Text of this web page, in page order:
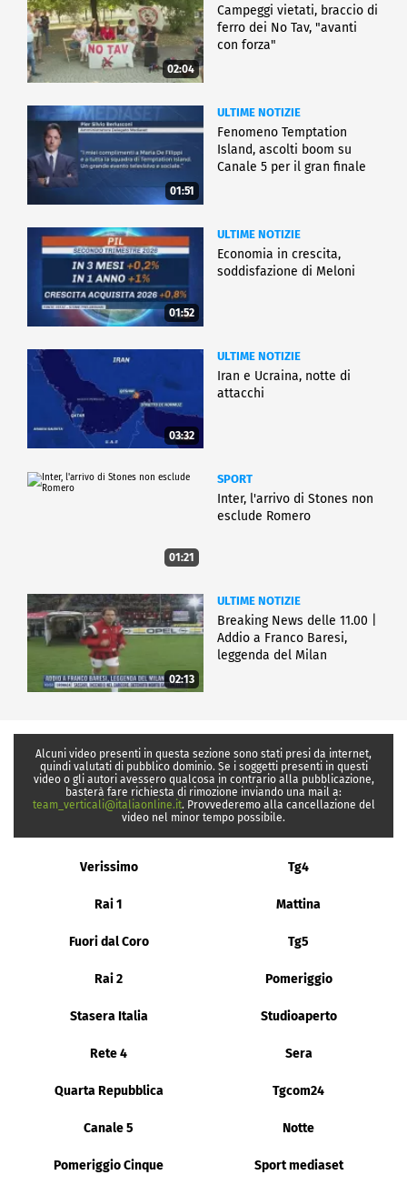
02:04
Campeggi vietati, braccio di
ferro dei No Tav, "avanti
con forza"
01:51
ULTIME NOTIZIE
Fenomeno Temptation
Island, ascolti boom su
Canale 5 per il gran finale
01:52
ULTIME NOTIZIE
Economia in crescita,
soddisfazione di Meloni
03:32
ULTIME NOTIZIE
Iran e Ucraina, notte di
attacchi
01:21
SPORT
Inter, l'arrivo di Stones non
esclude Romero
02:13
ULTIME NOTIZIE
Breaking News delle 11.00 |
Addio a Franco Baresi,
leggenda del Milan
Alcuni video presenti in questa sezione sono stati presi da internet,
quindi valutati di pubblico dominio. Se i soggetti presenti in questi
video o gli autori avessero qualcosa in contrario alla pubblicazione,
basterà fare richiesta di rimozione inviando una mail a:
team_verticali@italiaonline.it. Provvederemo alla cancellazione del
video nel minor tempo possibile.
Verissimo Tg4
Rai 1 Mattina
Fuori dal Coro Tg5
Rai 2 Pomeriggio
Stasera Italia Studioaperto
Rete 4 Sera
Quarta Repubblica Tgcom24
Canale 5 Notte
Pomeriggio Cinque Sport mediaset